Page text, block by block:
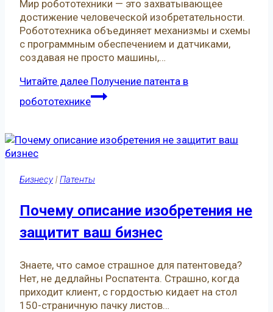
Мир робототехники — это захватывающее
достижение человеческой изобретательности.
Робототехника объединяет механизмы и схемы
с программным обеспечением и датчиками,
создавая не просто машины,…
Читайте далее Получение патента в
робототехнике
Бизнесу| Патенты
Почему описание изобретения не
защитит ваш бизнес
Знаете, что самое страшное для патентоведа?
Нет, не дедлайны Роспатента. Страшно, когда
приходит клиент, с гордостью кидает на стол
150-страничную пачку листов…